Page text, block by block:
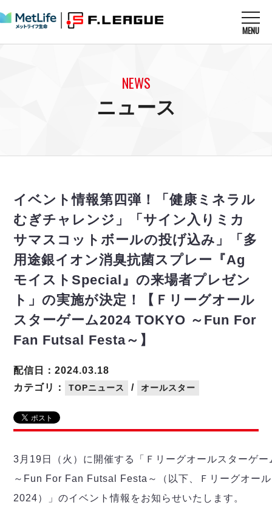
MENU
U-23選抜
メディア情報
フットサル日本代表
その他
戦績表
警告・退場・出場停止選手
個人ランキング｜ゴール
個人ランキング｜シュート
個人ランキング｜シュート成功率
個人ランキング｜第2PK
メットライフ生命Ｆ２リーグ
試合日程
戦績表
警告・退場・出場停止選手
個人ランキング｜シュート
個人ランキング｜第2PK
メットライフ生命Ｆリーグカップ 2026
エスポラーダ北海道
バルドラール浦安
フウガドールすみだ
しながわシティ
立川アスレティックFC
ペスカドーラ町田
湘南ベルマーレ
ボアルース長野
名古屋オーシャンズ
ボルクバレット北九州
バサジィ大分
メットライフ生命Ｆ２リーグ
マルバ水戸FC
リガーレヴィア葛飾
Y．S．C．C．横浜
アリーナ情報 ARENA
リーグ概要 ABOUT US
リーグ概要
日本フットサルリーグについて
リーグ要項
クラブライセンス関連
アリーナ観戦マナー&ルール
過去の記録 ARCHIVE
ディビジョン1 試合記録
Ｆリーグカップ 試合記録
記念ゴール
ハットトリック
ABeam AWARD
DIVISION 01
02
NEWS
ニュース
イベント情報第四弾！「健康ミネラル
むぎチャレンジ」「サイン入りミカ
サマスコットボールの投げ込み」「多
用途銀イオン消臭抗菌スプレー『Ag
モイストSpecial』の来場者プレゼン
ト」の実施が決定！【Ｆリーグオール
スターゲーム2024 TOKYO ～Fun For
Fan Futsal Festa～】
カテゴリ： TOPニュース / オールスター
配信日：2024.03.18
3月19日（火）に開催する「Ｆリーグオールスターゲ
～Fun For Fan Futsal Festa～（以下、Ｆリーグオー
2024）」のイベント情報をお知らせいたします。